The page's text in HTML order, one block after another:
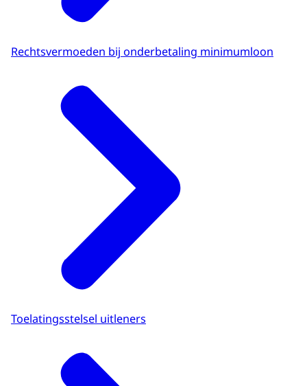
Rechtsvermoeden bij onderbetaling minimumloon
Toelatingsstelsel uitleners